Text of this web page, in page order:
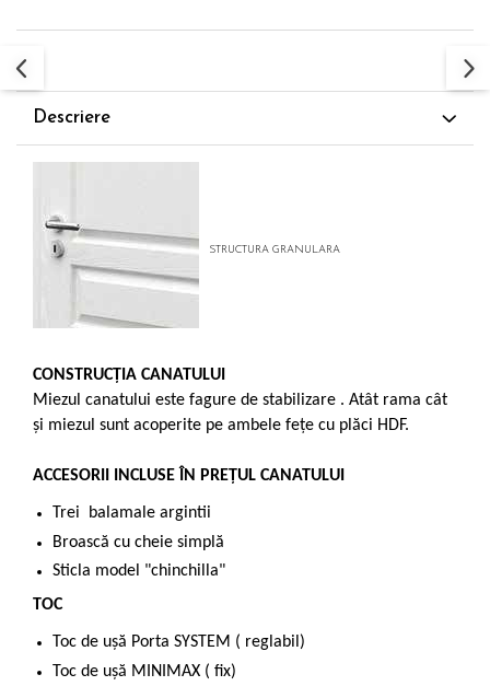
Descriere
STRUCTURA GRANULARA
CONSTRUCȚIA CANATULUI
Miezul canatului este fagure de stabilizare . Atât rama cât
și miezul sunt acoperite pe ambele feţe cu plăci HDF.
ACCESORII INCLUSE ÎN PREȚUL CANATULUI
Trei balamale argintii
Broască cu cheie simplă
Sticla model "chinchilla"
TOC
Toc de ușă Porta SYSTEM ( reglabil)
Toc de ușă MINIMAX ( fix)